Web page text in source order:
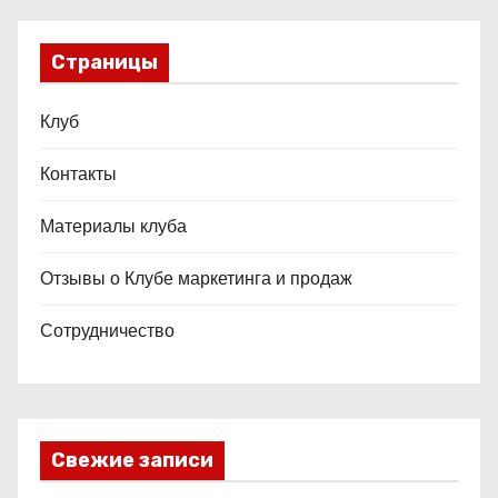
Страницы
Клуб
Контакты
Материалы клуба
Отзывы о Клубе маркетинга и продаж
Сотрудничество
Свежие записи